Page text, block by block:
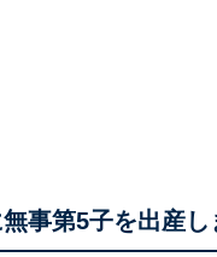
無事第5子を出産